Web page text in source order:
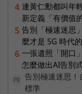
4 連黃仁勳都叫年
新定義「有價值
5 告別「極速迷思
麼才是 5G 時代
6 一張遺照「開口
怎麼做出AI告別
PR
告別極速迷思！
標準